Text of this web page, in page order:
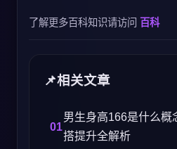
了解更多百科知识请访问 百科
相关文章
男生身高166是什么概
搭提升全解析